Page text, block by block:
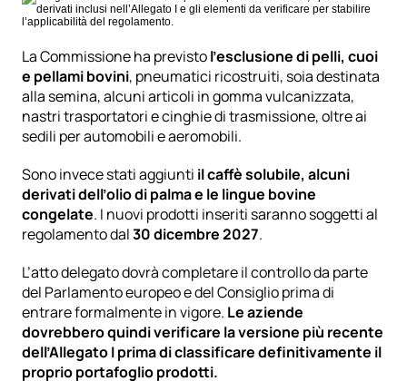
La Commissione ha previsto l’esclusione di pelli, cuoi
e pellami bovini, pneumatici ricostruiti, soia destinata
alla semina, alcuni articoli in gomma vulcanizzata,
nastri trasportatori e cinghie di trasmissione, oltre ai
sedili per automobili e aeromobili.
Sono invece stati aggiunti il caffè solubile, alcuni
derivati dell’olio di palma e le lingue bovine
congelate. I nuovi prodotti inseriti saranno soggetti al
regolamento dal 30 dicembre 2027.
L’atto delegato dovrà completare il controllo da parte
del Parlamento europeo e del Consiglio prima di
entrare formalmente in vigore. Le aziende
dovrebbero quindi verificare la versione più recente
dell’Allegato I prima di classificare definitivamente il
proprio portafoglio prodotti.